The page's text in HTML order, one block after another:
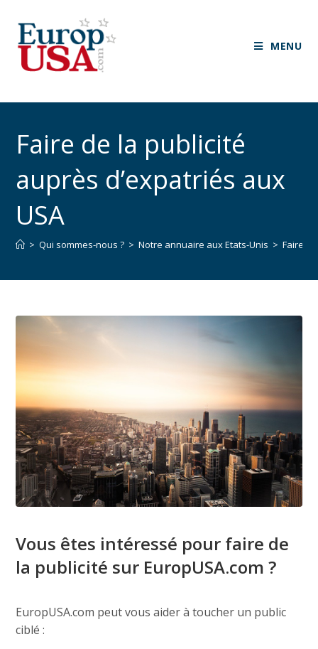
MENU
Faire de la publicité
auprès d’expatriés aux
USA
> Qui sommes-nous ? > Notre annuaire aux Etats-Unis > Faire
Vous êtes intéressé pour faire de
la publicité sur EuropUSA.com ?
EuropUSA.com peut vous aider à toucher un public
ciblé :